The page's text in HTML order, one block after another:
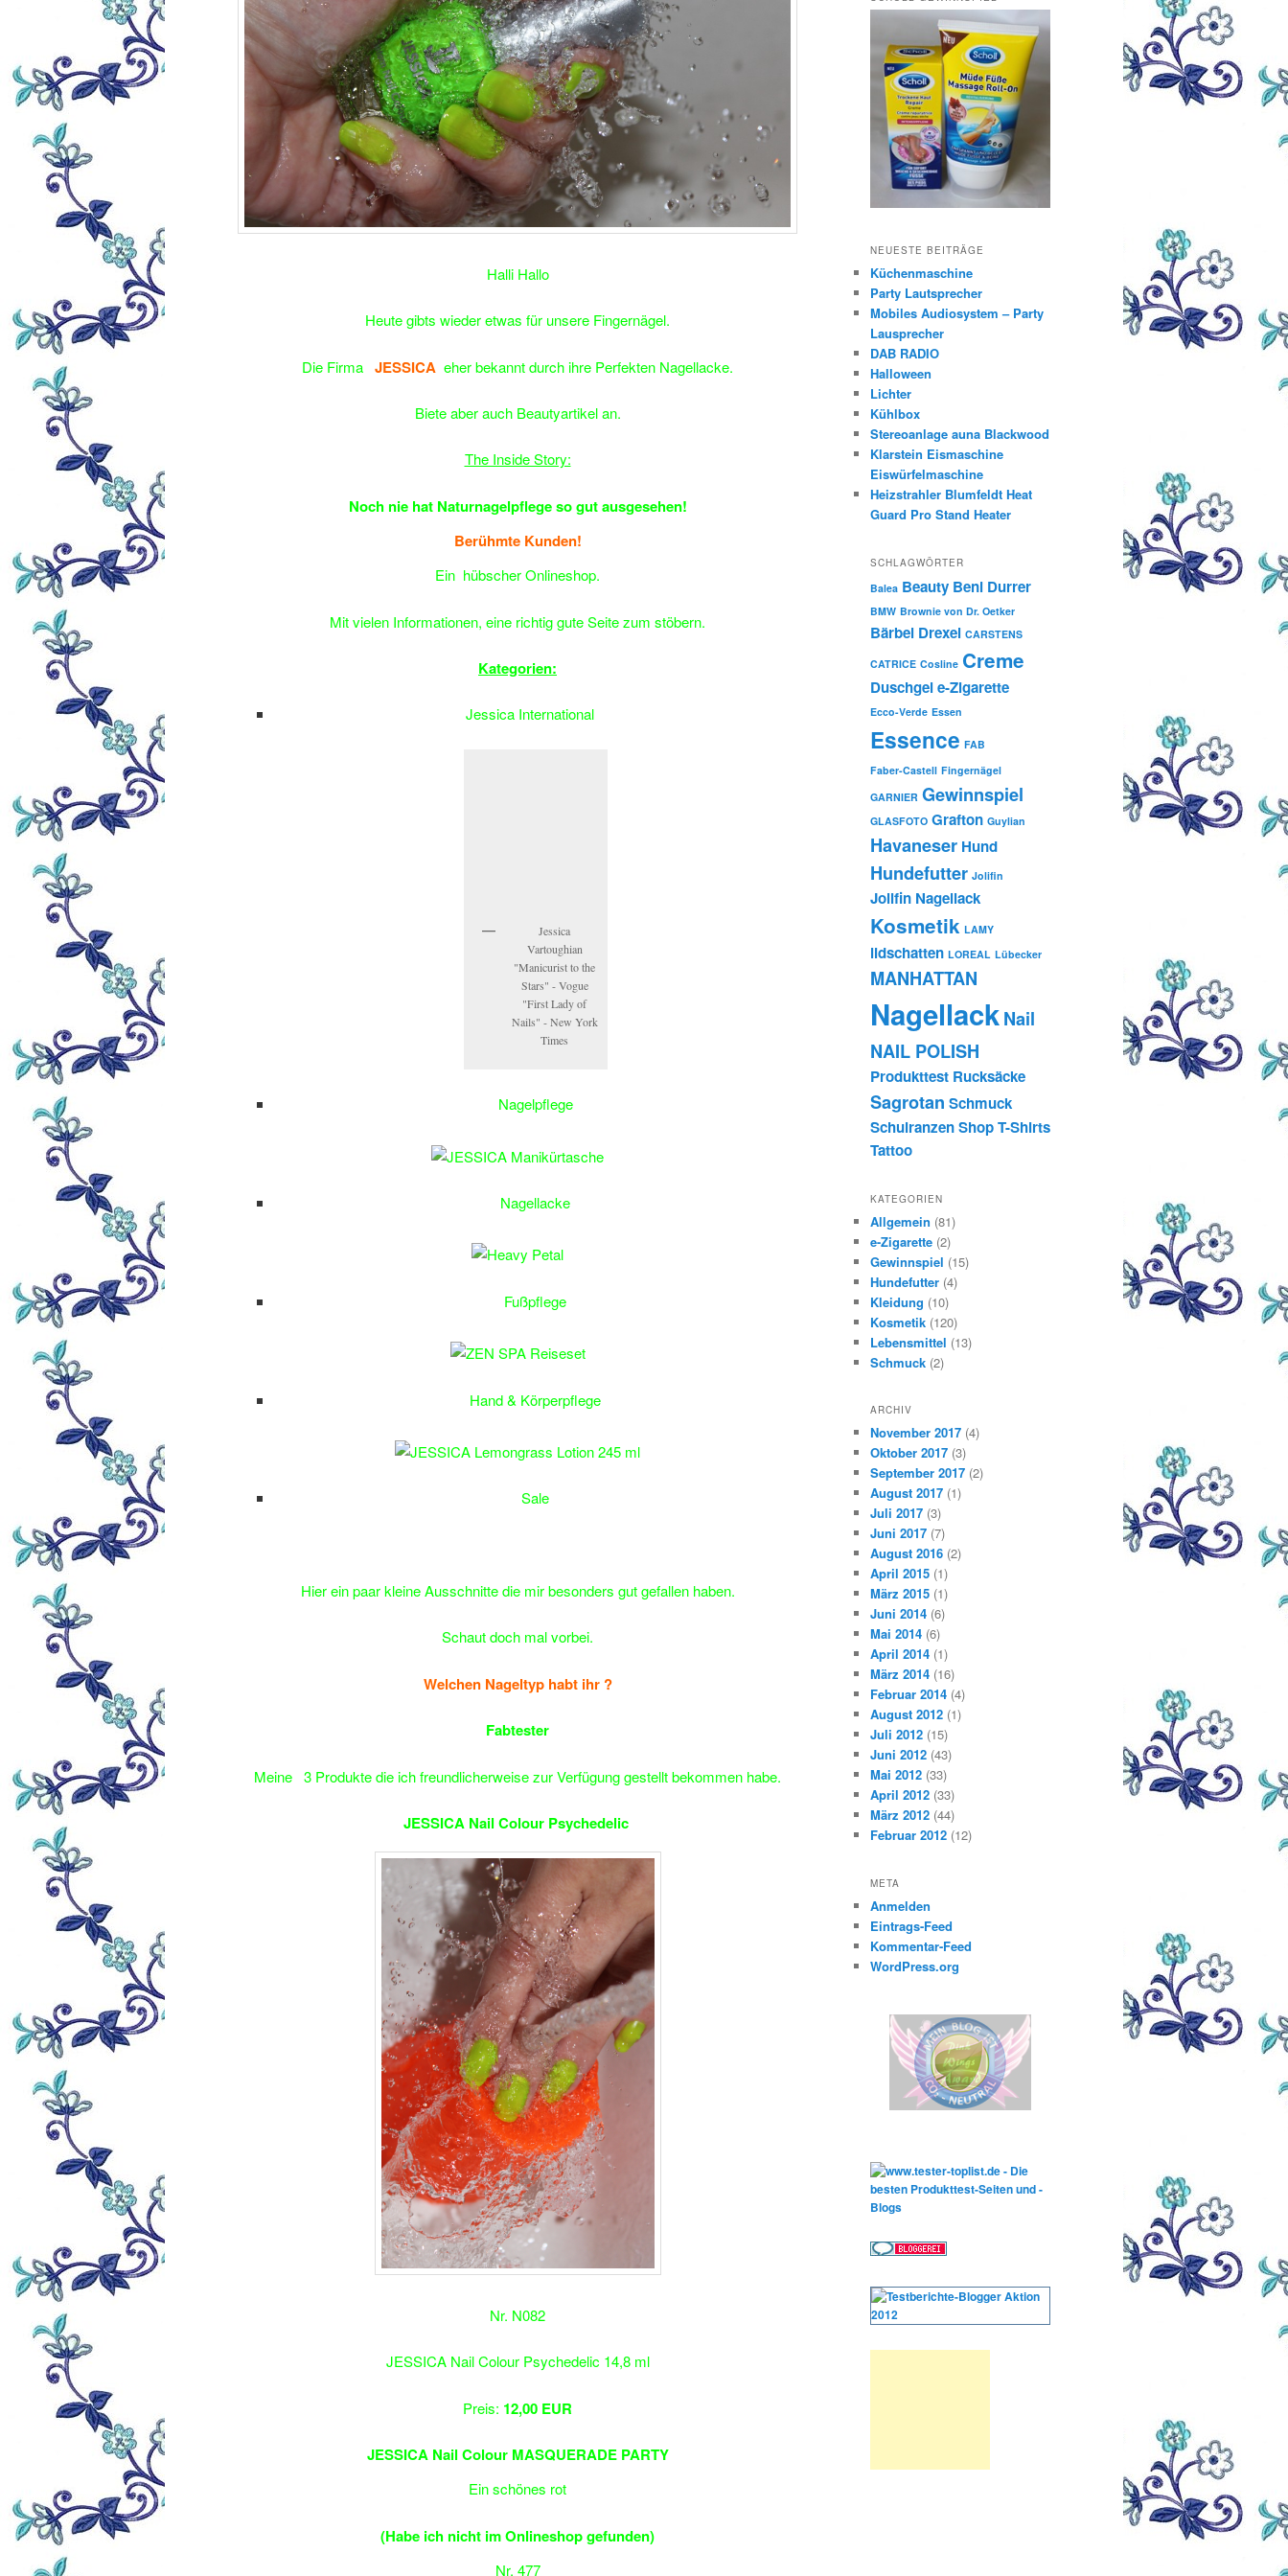
Halli Hallo
Heute gibts wieder etwas für unsere Fingernägel.
Die Firma JESSICA eher bekannt durch ihre Perfekten Nagellacke.
Biete aber auch Beautyartikel an.
The Inside Story:
Noch nie hat Naturnagelpflege so gut ausgesehen!
Berühmte Kunden!
Ein hübscher Onlineshop.
Mit vielen Informationen, eine richtig gute Seite zum stöbern.
Kategorien:
Jessica International
Jessica
Vartoughian
"Manicurist to the
Stars" - Vogue
"First Lady of
Nails" - New York
Times
Nagelpflege
Nagellacke
Fußpflege
Hand & Körperpflege
Sale
Hier ein paar kleine Ausschnitte die mir besonders gut gefallen haben.
Schaut doch mal vorbei.
Welchen Nageltyp habt ihr ?
Fabtester
Meine 3 Produkte die ich freundlicherweise zur Verfügung gestellt bekommen habe.
JESSICA Nail Colour Psychedelic
Nr. N082
JESSICA Nail Colour Psychedelic 14,8 ml
Preis: 12,00 EUR
JESSICA Nail Colour MASQUERADE PARTY
Ein schönes rot
(Habe ich nicht im Onlineshop gefunden)
Nr. 477
NEUESTE BEITRÄGE
Küchenmaschine
Party Lautsprecher
Mobiles Audiosystem – Party
Lausprecher
DAB RADIO
Halloween
Lichter
Kühlbox
Stereoanlage auna Blackwood
Klarstein Eismaschine
Eiswürfelmaschine
Heizstrahler Blumfeldt Heat
Guard Pro Stand Heater
SCHLAGWÖRTER
Balea Beauty Beni Durrer
BMW Brownie von Dr. Oetker
Bärbel Drexel CARSTENS
CATRICE Cosline Creme
Duschgele-Zigarette
Ecco-Verde Essen
Essence FAB
Faber-Castell Fingernägel
GARNIER Gewinnspiel
GLASFOTO Grafton Guylian
Havaneser Hund
Hundefutter Jolifin
Jolifin Nagellack
Kosmetik LAMY
lidschatten LOREAL Lübecker
MANHATTAN
NagellackNail
NAIL POLISH
Produkttest Rucksäcke
Sagrotan Schmuck
SchulranzenShopT-Shirts
Tattoo
KATEGORIEN
Allgemein (81)
e-Zigarette (2)
Gewinnspiel (15)
Hundefutter (4)
Kleidung (10)
Kosmetik (120)
Lebensmittel (13)
Schmuck (2)
ARCHIV
November 2017 (4)
Oktober 2017 (3)
September 2017 (2)
August 2017 (1)
Juli 2017 (3)
Juni 2017 (7)
August 2016 (2)
April 2015 (1)
März 2015 (1)
Juni 2014 (6)
Mai 2014 (6)
April 2014 (1)
März 2014 (16)
Februar 2014 (4)
August 2012 (1)
Juli 2012 (15)
Juni 2012 (43)
Mai 2012 (33)
April 2012 (33)
März 2012 (44)
Februar 2012 (12)
META
Anmelden
Eintrags-Feed
Kommentar-Feed
WordPress.org